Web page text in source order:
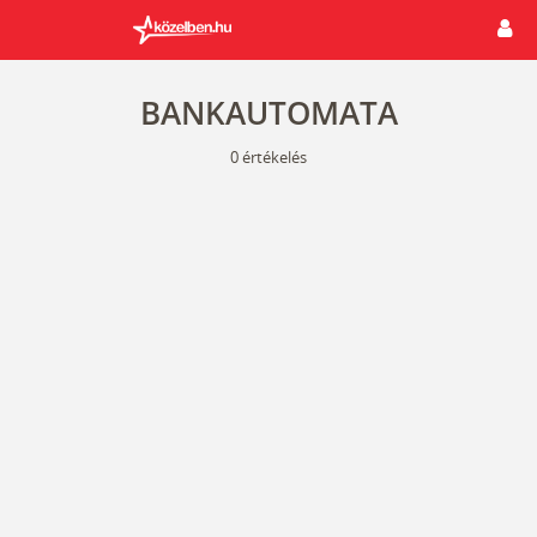
BANKAUTOMATA
0értékelés